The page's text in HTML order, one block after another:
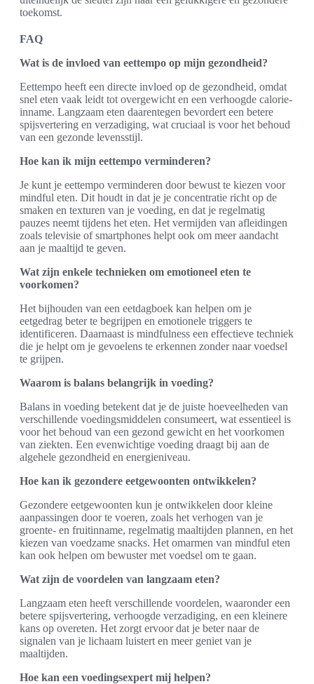
toekomst.
FAQ
Wat is de invloed van eettempo op mijn gezondheid?
Eettempo heeft een directe invloed op de gezondheid, omdat
snel eten vaak leidt tot overgewicht en een verhoogde calorie-
inname. Langzaam eten daarentegen bevordert een betere
spijsvertering en verzadiging, wat cruciaal is voor het behoud
van een gezonde levensstijl.
Hoe kan ik mijn eettempo verminderen?
Je kunt je eettempo verminderen door bewust te kiezen voor
mindful eten. Dit houdt in dat je je concentratie richt op de
smaken en texturen van je voeding, en dat je regelmatig
pauzes neemt tijdens het eten. Het vermijden van afleidingen
zoals televisie of smartphones helpt ook om meer aandacht
aan je maaltijd te geven.
Wat zijn enkele technieken om emotioneel eten te
voorkomen?
Het bijhouden van een eetdagboek kan helpen om je
eetgedrag beter te begrijpen en emotionele triggers te
identificeren. Daarnaast is mindfulness een effectieve techniek
die je helpt om je gevoelens te erkennen zonder naar voedsel
te grijpen.
Waarom is balans belangrijk in voeding?
Balans in voeding betekent dat je de juiste hoeveelheden van
verschillende voedingsmiddelen consumeert, wat essentieel is
voor het behoud van een gezond gewicht en het voorkomen
van ziekten. Een evenwichtige voeding draagt bij aan de
algehele gezondheid en energieniveau.
Hoe kan ik gezondere eetgewoonten ontwikkelen?
Gezondere eetgewoonten kun je ontwikkelen door kleine
aanpassingen door te voeren, zoals het verhogen van je
groente- en fruitinname, regelmatig maaltijden plannen, en het
kiezen van voedzame snacks. Het omarmen van mindful eten
kan ook helpen om bewuster met voedsel om te gaan.
Wat zijn de voordelen van langzaam eten?
Langzaam eten heeft verschillende voordelen, waaronder een
betere spijsvertering, verhoogde verzadiging, en een kleinere
kans op overeten. Het zorgt ervoor dat je beter naar de
signalen van je lichaam luistert en meer geniet van je
maaltijden.
Hoe kan een voedingsexpert mij helpen?